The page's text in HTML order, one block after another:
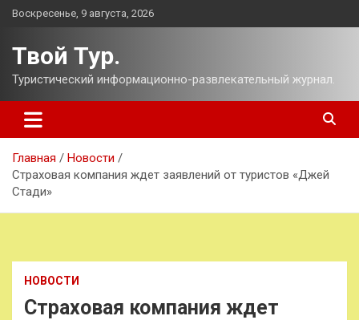
Перейти
Воскресенье, 9 августа, 2026
Твой Тур.
Туристический информационно-развлекательный журнал.
Главная
Новости
Страховая компания ждет заявлений от туристов «Джей
Стади»
НОВОСТИ
Страховая компания ждет